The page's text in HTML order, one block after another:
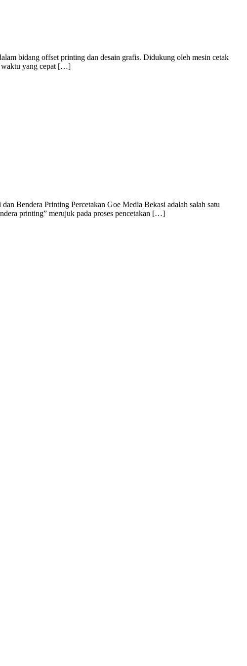
bidang offset printing dan desain grafis. Didukung oleh mesin cetak
waktu yang cepat […]
Bendera Printing Percetakan Goe Media Bekasi adalah salah satu
printing” merujuk pada proses pencetakan […]